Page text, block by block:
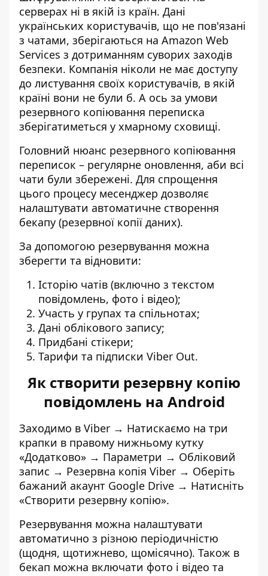
серверах ні в якій із країн. Дані
українських користувачів, що не пов'язані
з чатами, зберігаються на Amazon Web
Services з дотриманням суворих заходів
безпеки. Компанія ніколи не має доступу
до листування своїх користувачів, в якій
країні вони не були б. А ось за умови
резервного копіювання переписка
зберігатиметься у хмарному сховищі.
Головний нюанс резервного копіювання
переписок – регулярне оновлення, аби всі
чати були збережені. Для спрощення
цього процесу месенджер дозволяє
налаштувати автоматичне створення
бекапу (резервної копії даних).
За допомогою резервування можна
зберегти та відновити:
Історію чатів (включно з текстом
повідомлень, фото і відео);
Участь у групах та спільнотах;
Дані облікового запису;
Придбані стікери;
Тарифи та підписки Viber Out.
Як створити резервну копію
повідомлень на Android
Заходимо в Viber → Натискаємо на три
крапки в правому нижньому кутку
«Додатково» → Параметри → Обліковий
запис → Резервна копія Viber → Оберіть
бажаний акаунт Google Drive → Натисніть
«Створити резервну копію».
Резервування можна налаштувати
автоматично з різною періодичністю
(щодня, щотижнево, щомісячно). Також в
бекап можна включати фото і відео та